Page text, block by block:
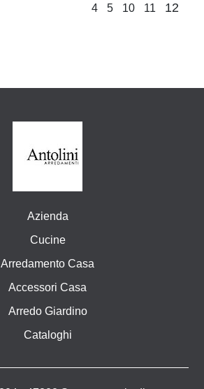
4 5 10 11 12
Azienda
Cucine
Arredamento Casa
Accessori Casa
Arredo Giardino
Cataloghi